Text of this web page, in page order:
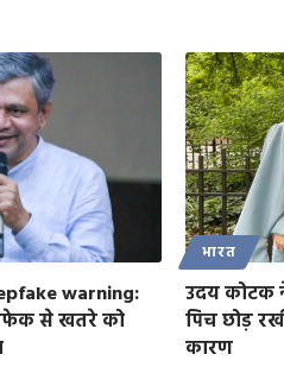
warning:
से खतरे को
भारत
उदय कोटक
पिच छोड़
कारण